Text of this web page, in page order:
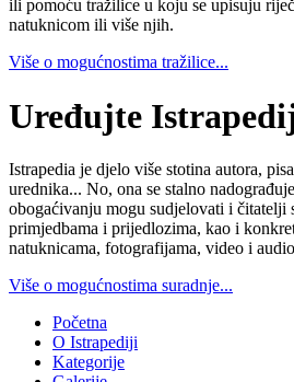
ili pomoću tražilice u koju se upisuju
natuknicom ili više njih.
Više o mogućnostima tražilice...
Uređujte
Istrapedia je djelo više stotina autora,
urednika... No, ona se stalno
obogaćivanju mogu sudjelovati i čitatelji
primjedbama i prijedlozima, kao i
natuknicama, fotografijama, video i
Više o mogućnostima suradnje...
Početna
O Istrapediji
Kategorije